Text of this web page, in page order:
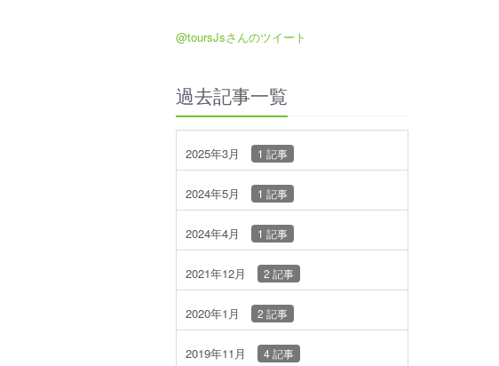
@toursJsさんのツイート
過去記事一覧
2025年3月 1 記事
2024年5月 1 記事
2024年4月 1 記事
2021年12月 2 記事
2020年1月 2 記事
2019年11月 4 記事